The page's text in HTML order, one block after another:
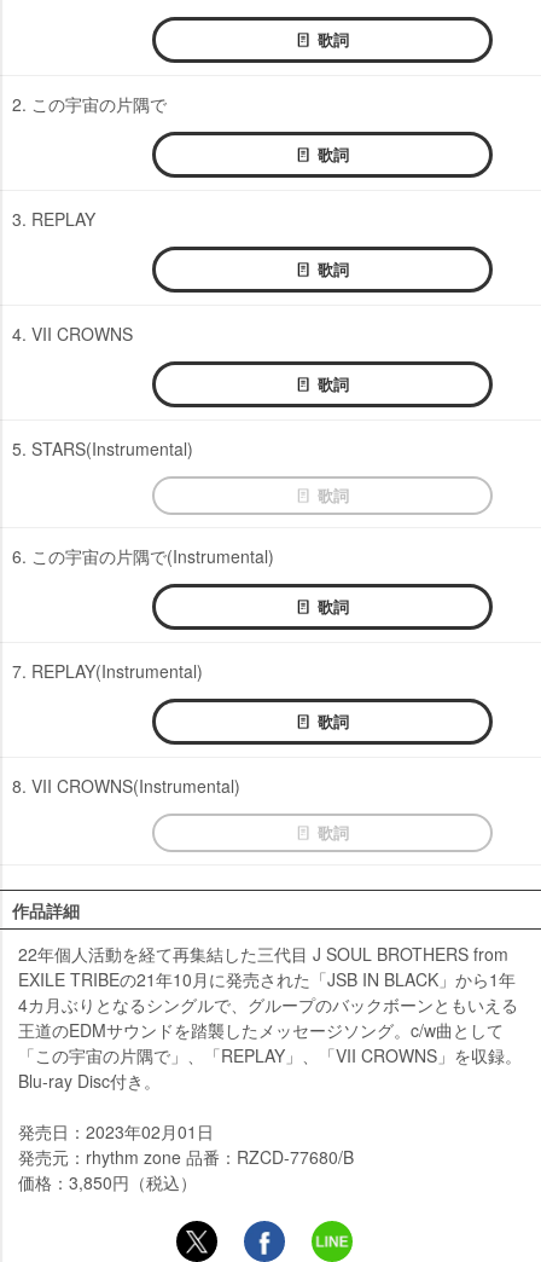
歌詞
2. この宇宙の片隅で
歌詞
3. REPLAY
歌詞
4. VII CROWNS
歌詞
5. STARS(Instrumental)
歌詞
6. この宇宙の片隅で(Instrumental)
歌詞
7. REPLAY(Instrumental)
歌詞
8. VII CROWNS(Instrumental)
歌詞
作品詳細
22年個人活動を経て再集結した三代目 J SOUL BROTHERS from
EXILE TRIBEの21年10月に発売された「JSB IN BLACK」から1年
4カ月ぶりとなるシングルで、グループのバックボーンともいえる
王道のEDMサウンドを踏襲したメッセージソング。c/w曲として
「この宇宙の片隅で」、「REPLAY」、「VII CROWNS」を収録。
Blu-ray Disc付き。
発売日：2023年02月01日
発売元：rhythm zone 品番：RZCD-77680/B
価格：3,850円（税込）